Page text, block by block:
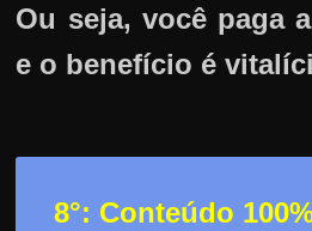
Ou seja, você paga
e o benefício é
8°: Conteúdo